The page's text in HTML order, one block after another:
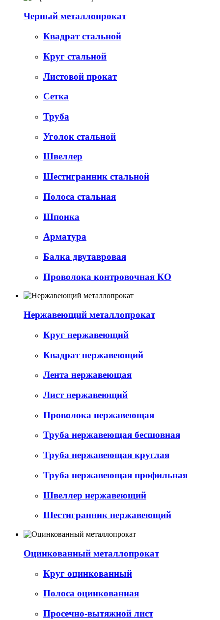
Черный металлопрокат
Квадрат стальной
Круг стальной
Листовой прокат
Сетка
Труба
Уголок стальной
Швеллер
Шестигранник стальной
Полоса стальная
Шпонка
Арматура
Балка двутавровая
Проволока контровочная КО
Нержавеющий металлопрокат
Круг нержавеющий
Квадрат нержавеющий
Лента нержавеющая
Лист нержавеющий
Проволока нержавеющая
Труба нержавеющая бесшовная
Труба нержавеющая круглая
Труба нержавеющая профильная
Швеллер нержавеющий
Шестигранник нержавеющий
Оцинкованный металлопрокат
Круг оцинкованный
Полоса оцинкованная
Просечно-вытяжной лист